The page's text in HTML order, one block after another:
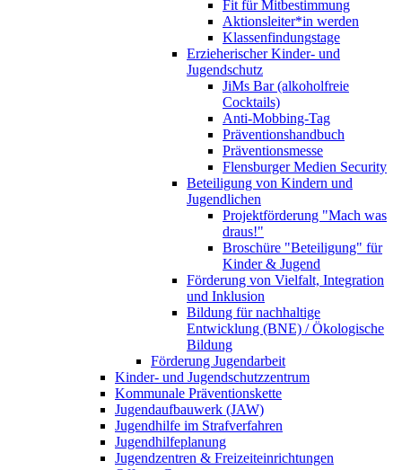
Fit für Mitbestimmung
Aktionsleiter*in werden
Klassenfindungstage
Erzieherischer Kinder- und
Jugendschutz
JiMs Bar (alkoholfreie
Cocktails)
Anti-Mobbing-Tag
Präventionshandbuch
Präventionsmesse
Flensburger Medien Security
Beteiligung von Kindern und
Jugendlichen
Projektförderung "Mach was
draus!"
Broschüre "Beteiligung" für
Kinder & Jugend
Förderung von Vielfalt, Integration
und Inklusion
Bildung für nachhaltige
Entwicklung (BNE) / Ökologische
Bildung
Förderung Jugendarbeit
Kinder- und Jugendschutzzentrum
Kommunale Präventionskette
Jugendaufbauwerk (JAW)
Jugendhilfe im Strafverfahren
Jugendhilfeplanung
Jugendzentren & Freizeiteinrichtungen